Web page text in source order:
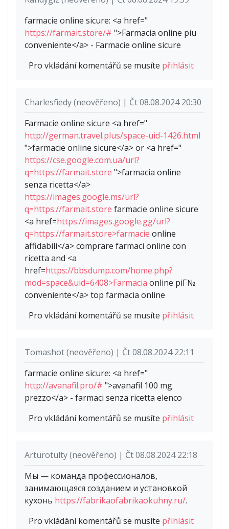
farmacie online sicure: <a href="
https://farmait.store/# ">Farmacia online piu
conveniente</a> - Farmacie online sicure
Pro vkládání komentářů se musíte přihlásit
Charlesfiedy (neověřeno) | Čt 08.08.2024 20:30
Farmacie online sicure <a href="
http://german.travel.plus/space-uid-1426.html
">farmacie online sicure</a> or <a href="
https://cse.google.com.ua/url?
q=https://farmait.store ">farmacia online
senza ricetta</a>
https://images.google.ms/url?
q=https://farmait.store farmacie online sicure
<a href=https://images.google.gg/url?
q=https://farmait.store>farmacie online
affidabili</a> comprare farmaci online con
ricetta and <a
href=https://bbsdump.com/home.php?
mod=space&uid=6408>Farmacia online piГ№
conveniente</a> top farmacia online
Pro vkládání komentářů se musíte přihlásit
Tomashot (neověřeno) | Čt 08.08.2024 22:11
farmacie online sicure: <a href="
http://avanafil.pro/# ">avanafil 100 mg
prezzo</a> - farmaci senza ricetta elenco
Pro vkládání komentářů se musíte přihlásit
Arturotulty (neověřeno) | Čt 08.08.2024 22:18
Мы — команда профессионалов,
занимающаяся созданием и установкой
кухонь https://fabrikaofabrikaokuhny.ru/.
Pro vkládání komentářů se musíte přihlásit